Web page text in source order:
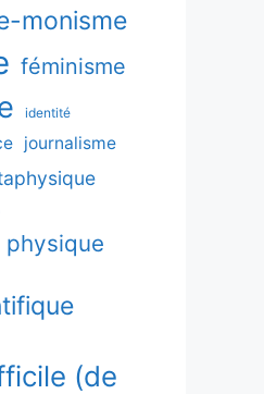
monisme
féminisme
identité
journalisme
physique
(de